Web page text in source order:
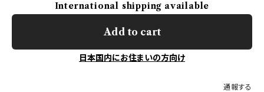
International shipping available
Add to cart
日本国内にお住まいの方向け
通報する